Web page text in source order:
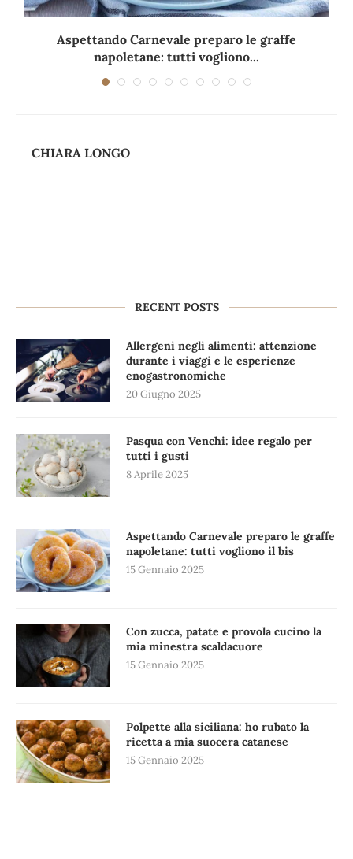
Aspettando Carnevale preparo le graffe
napoletane: tutti vogliono...
CHIARA LONGO
RECENT POSTS
Allergeni negli alimenti: attenzione
durante i viaggi e le esperienze
enogastronomiche
20 Giugno 2025
Pasqua con Venchi: idee regalo per
tutti i gusti
8 Aprile 2025
Aspettando Carnevale preparo le graffe
napoletane: tutti vogliono il bis
15 Gennaio 2025
Con zucca, patate e provola cucino la
mia minestra scaldacuore
15 Gennaio 2025
Polpette alla siciliana: ho rubato la
ricetta a mia suocera catanese
15 Gennaio 2025